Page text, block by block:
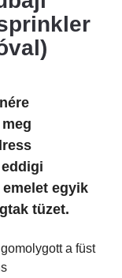
egyik
tüzet.
a füst